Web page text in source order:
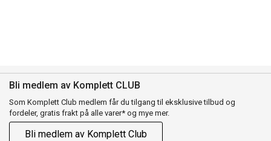
Bli medlem av Komplett CLUB
Som Komplett Club medlem får du tilgang til eksklusive tilbud og
fordeler, gratis frakt på alle varer* og mye mer.
Bli medlem av Komplett Club